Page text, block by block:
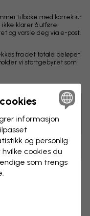
tilbake med korrektur
ikke klarer å utføre
og varsle deg via e-post.
fra det totale beløpet
vi startgebyret som
en markering og
informasjon
og personlig
cookies du
som trengs